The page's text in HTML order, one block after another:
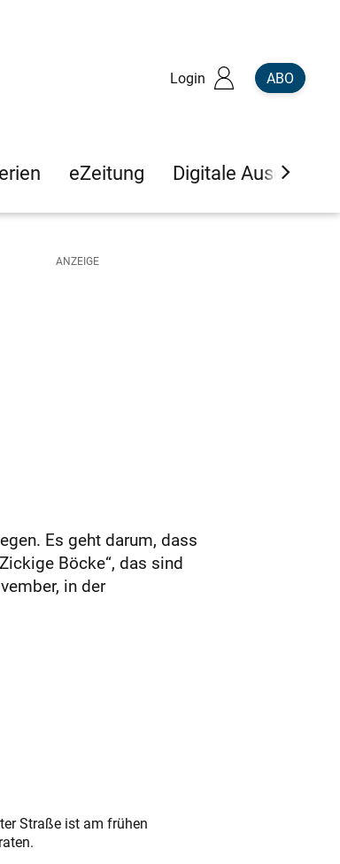
Login ABO
eZeitung Digitale Ausgaben
Es geht darum, dass
Böcke“, das sind
in der
Straße ist am frühen